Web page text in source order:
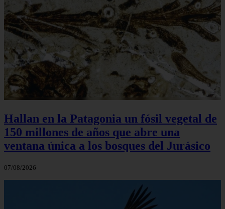
Hallan en la Patagonia un fósil vegetal de
150 millones de años que abre una
ventana única a los bosques del Jurásico
07/08/2026